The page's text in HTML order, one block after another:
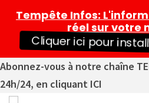
Abonnez-vous à notre chaîne
24h/24, en cliquant ICI
Tempête Infos:
réel sur votre
Cliquer ici pour